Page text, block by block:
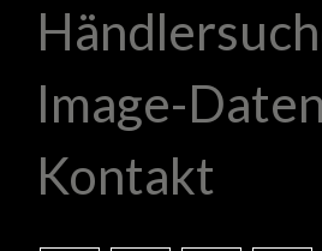
Image-
Kontakt